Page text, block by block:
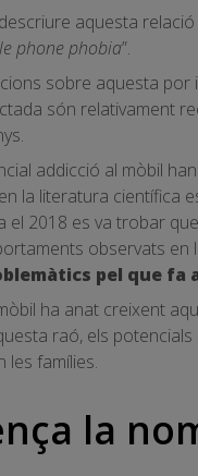
aquesta
phone phobia”.
sobre aquesta
són relativament
addicció al mòbil
la literatura científica
el 2018 es va trobar
observats en
pel que fa
ha anat creixent
raó, els
les famílies.
la